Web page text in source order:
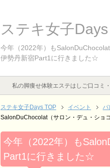
ステキ女子Days
今年（2022年）も
伊勢丹新宿Part1に行きました☆
私の脚痩せ体験エステはしご口コミ
ステキ女子Days TOP イベント バ
SalonDuChocolat（サロン・デュ・ショ
今年（2022年）も
Part1に行きました☆